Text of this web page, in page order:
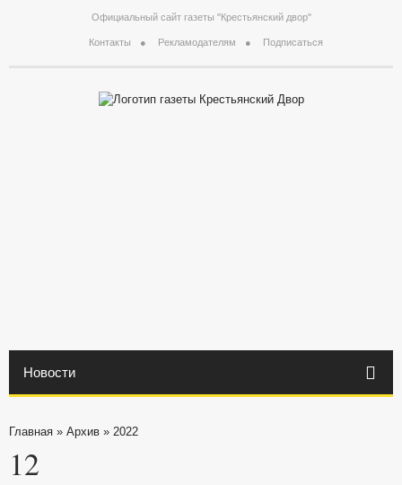
Официальный сайт газеты "Крестьянский двор"
Контакты Рекламодателям Подписаться
Новости
Главная » Архив » 2022
12